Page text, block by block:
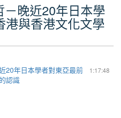
晚近20年日本學
港與香港文化文學
1:17:48
20年日本學者對東亞最前
認識